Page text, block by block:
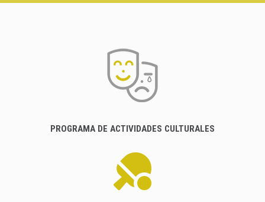
PROGRAMA DE ACTIVIDADES CULTURALES